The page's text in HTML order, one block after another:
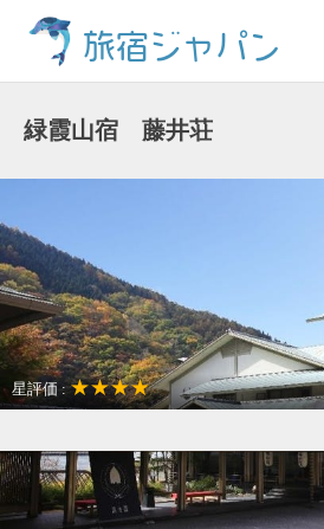
ス
ッ
プ
旅宿ジャパン
緑霞山宿 藤井荘
星評価 :★★★★
温泉リゾート